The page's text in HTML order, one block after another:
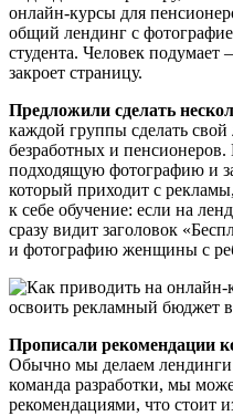
онлайн-курсы для
общий лендинг с
студента. Человек
закроет страницу.
Предложили сделать
каждой группы сделать
безработных и
подходящую фотографию и
который приходит с
к себе обучение: если на
сразу видит заголовок
и фотографию женщины с
Прописали рекомендации
Обычно мы делаем лендинги
команда разработки, мы
рекомендациями, что стоит